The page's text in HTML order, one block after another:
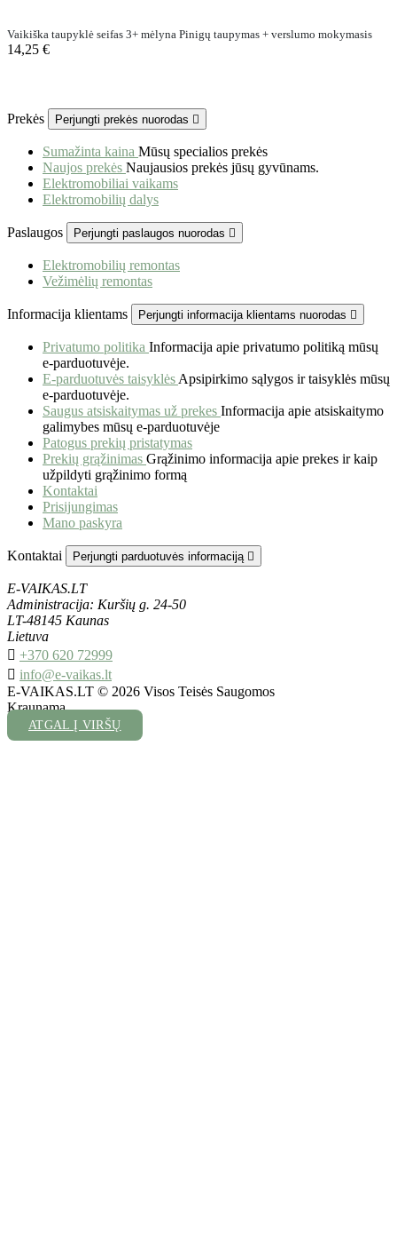
Vaikiška taupyklė seifas 3+ mėlyna Pinigų taupymas + verslumo mokymasis
14,25 €
Prekės Perjungti prekės nuorodas 
Sumažinta kaina Mūsų specialios prekės
Naujos prekės Naujausios prekės jūsų gyvūnams.
Elektromobiliai vaikams
Elektromobilių dalys
Paslaugos Perjungti paslaugos nuorodas 
Elektromobilių remontas
Vežimėlių remontas
Informacija klientams Perjungti informacija klientams nuorodas 
Privatumo politika Informacija apie privatumo politiką mūsų
e-parduotuvėje.
E-parduotuvės taisyklės Apsipirkimo sąlygos ir taisyklės mūsų
e-parduotuvėje.
Saugus atsiskaitymas už prekes Informacija apie atsiskaitymo
galimybes mūsų e-parduotuvėje
Patogus prekių pristatymas
Prekių grąžinimas Grąžinimo informacija apie prekes ir kaip
užpildyti grąžinimo formą
Kontaktai
Prisijungimas
Mano paskyra
Kontaktai Perjungti parduotuvės informaciją 
E-VAIKAS.LT
Administracija: Kuršių g. 24-50
LT-48145 Kaunas
Lietuva
 +370 620 72999
 info@e-vaikas.lt
E-VAIKAS.LT © 2026 Visos Teisės Saugomos
Kraunama...
ATGAL Į VIRŠŲ